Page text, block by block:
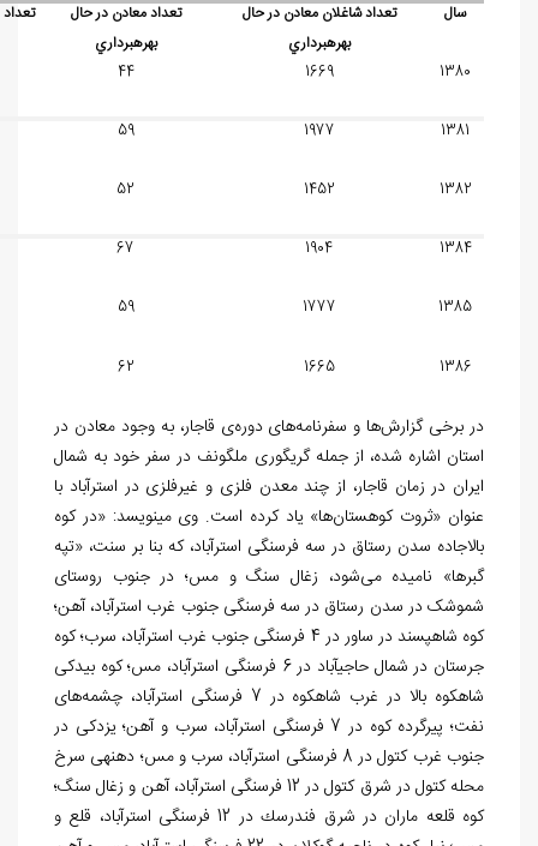
سال
تعداد شاغلان معادن در حال
بهره‏برداري
تعداد معادن در حال
بهره‏برداري
1380
1669
44
1381
1977
59
1382
1452
52
1384
1904
67
1385
1777
59
1386
1665
62
در برخی گزارش‌ها و سفرنامه‌های دوره‌ی قاجار، به وجود معادن در
استان اشاره شده، از جمله گریگوری ملگونف در سفر خود به شمال
ایران در زمان قاجار، از چند معدن فلزی و غیرفلزی در استرآباد با
عنوان «ثروت کوهستان‌ها» یاد کرده است. وی می‎نویسد: «در کوه
بالاجاده سدن رستاق در سه فرسنگی استرآباد، که بنا بر سنت، «تپه
گبرها» نامیده می‌شود، زغال سنگ و مس؛ در جنوب روستای
شموشک در سدن رستاق در سه فرسنگی جنوب غرب استرآباد، آهن؛
کوه شاه‏پسند در ساور در 4 فرسنگی جنوب غرب استرآباد، سرب؛ کوه
جرستان در شمال حاجی‎آباد در 6 فرسنگی استرآباد، مس؛ کوه بیدکی
شاهکوه بالا در غرب شاهکوه در 7 فرسنگی استرآباد، چشمه‌های
نفت؛ پیرگرده کوه در 7 فرسنگی استرآباد، سرب و آهن؛ یزدکی در
جنوب غرب کتول در 8 فرسنگی استرآباد، سرب و مس؛ دهنه‎ی سرخ
محله کتول در شرق کتول در 12 فرسنگی استرآباد، آهن و زغال سنگ؛
کوه قلعه ماران در شرق فندرسك در 12 فرسنگی استرآباد، قلع و